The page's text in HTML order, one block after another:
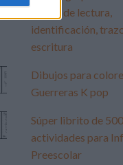
Fichas de lectura,
identificación,
escritura
Dibujos para
Guerreras K pop
Súper librito de 500
actividades para
Preescolar